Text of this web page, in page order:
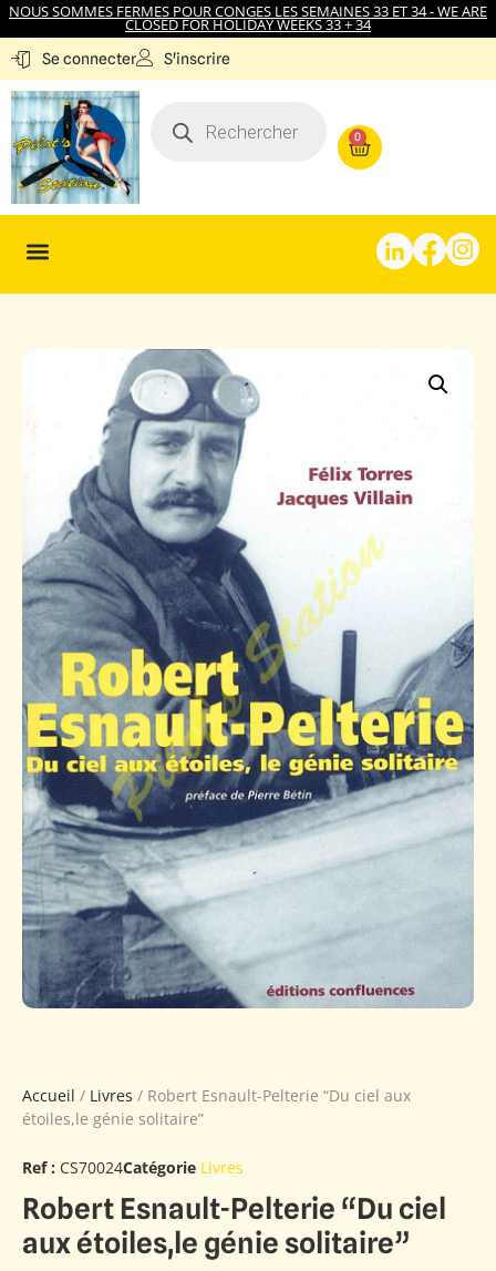
NOUS SOMMES FERMES POUR CONGES LES SEMAINES 33 ET 34 - WE ARE
CLOSED FOR HOLIDAY WEEKS 33 + 34
Se connecter S'inscrire
0
Accueil / Livres / Robert Esnault-Pelterie “Du ciel aux
étoiles,le génie solitaire”
Ref : CS70024Catégorie Livres
Robert Esnault-Pelterie “Du ciel
aux étoiles,le génie solitaire”